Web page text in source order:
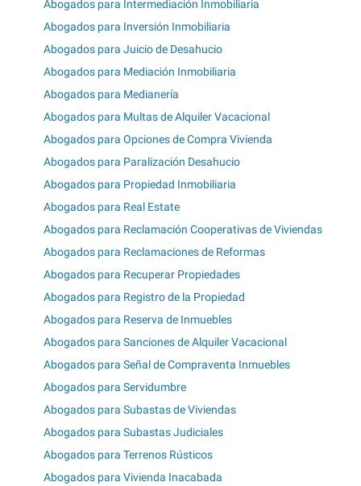
Abogados para Intermediación Inmobiliaria
Abogados para Inversión Inmobiliaria
Abogados para Juicio de Desahucio
Abogados para Mediación Inmobiliaria
Abogados para Medianería
Abogados para Multas de Alquiler Vacacional
Abogados para Opciones de Compra Vivienda
Abogados para Paralización Desahucio
Abogados para Propiedad Inmobiliaria
Abogados para Real Estate
Abogados para Reclamación Cooperativas de Viviendas
Abogados para Reclamaciones de Reformas
Abogados para Recuperar Propiedades
Abogados para Registro de la Propiedad
Abogados para Reserva de Inmuebles
Abogados para Sanciones de Alquiler Vacacional
Abogados para Señal de Compraventa Inmuebles
Abogados para Servidumbre
Abogados para Subastas de Viviendas
Abogados para Subastas Judiciales
Abogados para Terrenos Rústicos
Abogados para Vivienda Inacabada